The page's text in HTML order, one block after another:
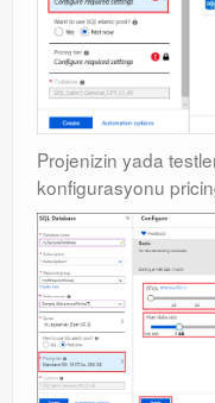
Projenizin yada
konfigurasyonu